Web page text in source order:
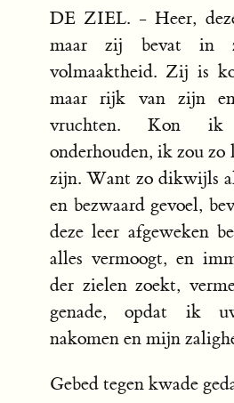
DE ZIEL. - Heer,
maar zij bevat in
volmaaktheid. Zij is
maar rijk van zijn
vruchten. Kon
onderhouden, ik zou
zijn. Want zo dikwijls
en bezwaard gevoel,
deze leer afgeweken
alles vermoogt, en
der zielen zoekt,
genade, opdat ik
nakomen en mijn
Gebed tegen kwade